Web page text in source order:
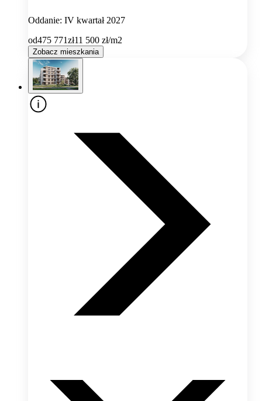
Oddanie: IV kwartał 2027
od475 771zł11 500 zł/m2
Zobacz mieszkania